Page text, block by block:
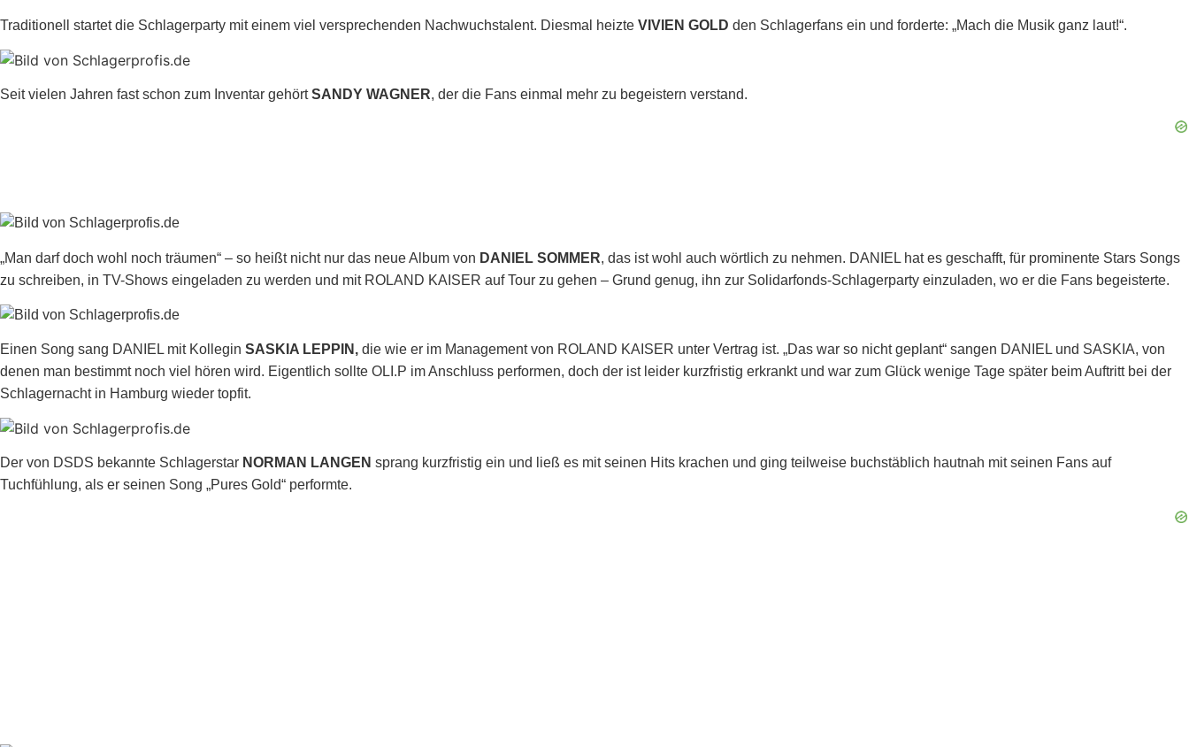
Traditionell startet die Schlagerparty mit einem viel versprechenden Nachwuchstalent. Diesmal heizte VIVIEN GOLD den Schlagerfans ein und forderte: „Mach die Musik ganz laut!“.
Seit vielen Jahren fast schon zum Inventar gehörtSANDY WAGNER, der die Fans einmal mehr zu begeistern verstand.
„Man darf doch wohl noch träumen“ – so heißt nicht nur das neue Album von DANIEL SOMMER, das ist wohl auch wörtlich zu nehmen. DANIEL hat es geschafft, für prominente Stars Songs
zu schreiben, in TV-Shows eingeladen zu werden und mit ROLAND KAISER auf Tour zu gehen – Grund genug, ihn zur Solidarfonds-Schlagerparty einzuladen, wo er die Fans begeisterte.
Einen Song sang DANIEL mit Kollegin SASKIA LEPPIN, die wie er im Management von ROLAND KAISER unter Vertrag ist. „Das war so nicht geplant“ sangen DANIEL und SASKIA, von
denen man bestimmt noch viel hören wird. Eigentlich sollte OLI.P im Anschluss performen, doch der ist leider kurzfristig erkrankt und war zum Glück wenige Tage später beim Auftritt bei der
Schlagernacht in Hamburg wieder topfit.
Der von DSDS bekannte Schlagerstar NORMAN LANGEN sprang kurzfristig ein und ließ es mit seinen Hits krachen und ging teilweise buchstäblich hautnah mit seinen Fans auf
Tuchfühlung, als er seinen Song „Pures Gold“ performte.